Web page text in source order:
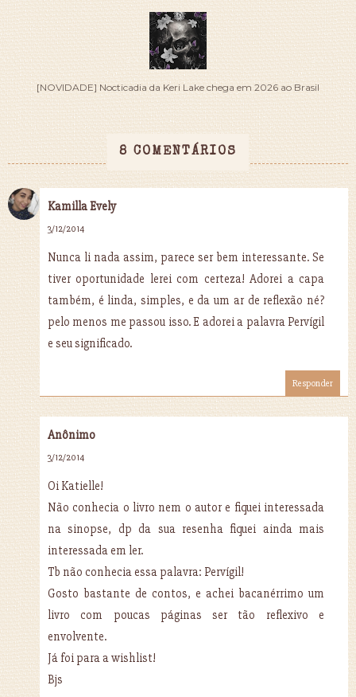
[NOVIDADE] Nocticadia da Keri Lake chega em 2026 ao Brasil
8 COMENTÁRIOS
Kamilla Evely
3/12/2014
Nunca li nada assim, parece ser bem interessante. Se
tiver oportunidade lerei com certeza! Adorei a capa
também, é linda, simples, e da um ar de reflexão né?
pelo menos me passou isso. E adorei a palavra Pervígil
e seu significado.
Responder
Anônimo
3/12/2014
Oi Katielle!
Não conhecia o livro nem o autor e fiquei interessada
na sinopse, dp da sua resenha fiquei ainda mais
interessada em ler.
Tb não conhecia essa palavra: Pervígil!
Gosto bastante de contos, e achei bacanérrimo um
livro com poucas páginas ser tão reflexivo e
envolvente.
Já foi para a wishlist!
Bjs